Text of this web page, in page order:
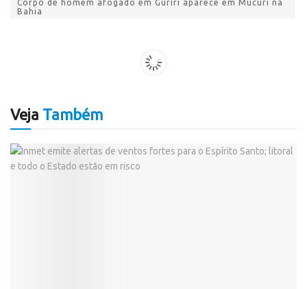
Corpo de homem afogado em Guriri aparece em Mucuri na
Bahia
Veja Também